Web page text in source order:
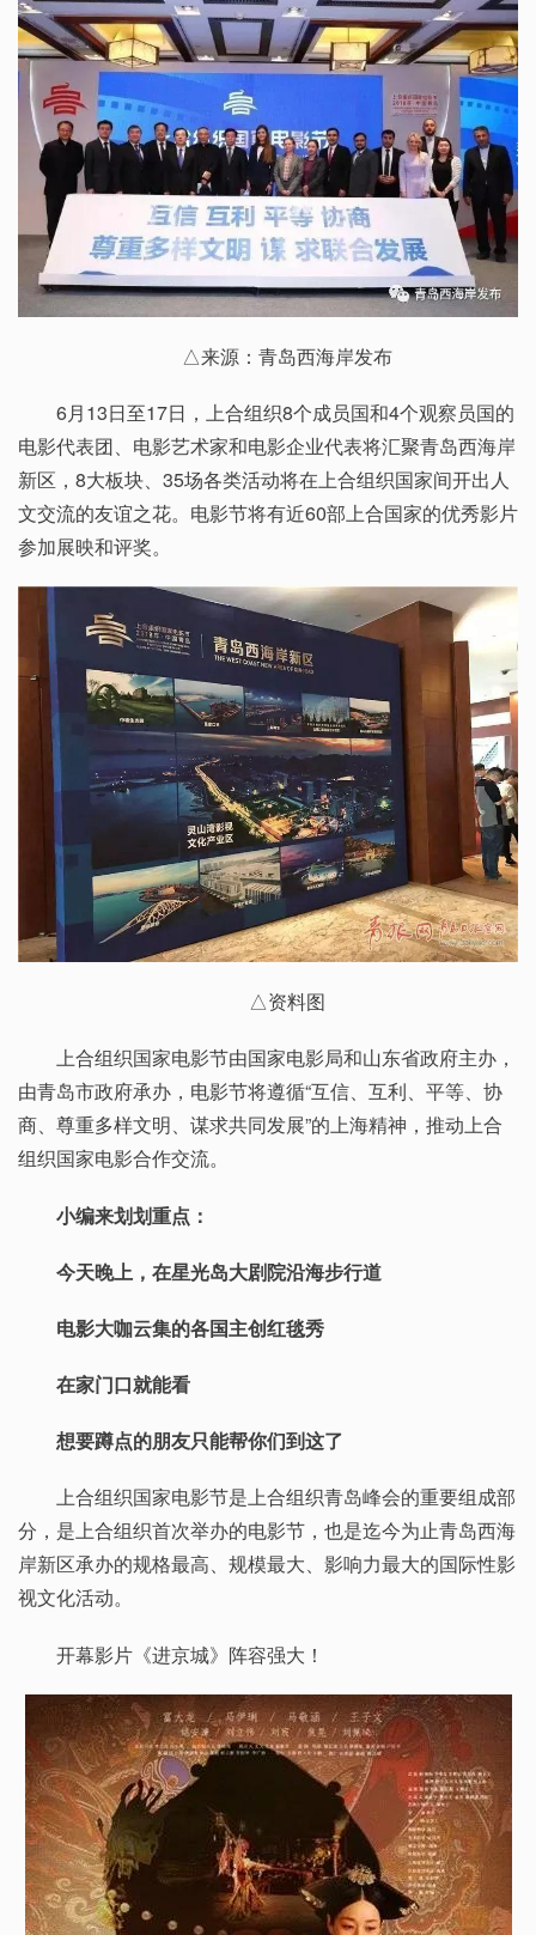
△来源：青岛西海岸发布
6月13日至17日，上合组织8个成员国和4个观察员国的
电影代表团、电影艺术家和电影企业代表将汇聚青岛西海岸
新区，8大板块、35场各类活动将在上合组织国家间开出人
文交流的友谊之花。电影节将有近60部上合国家的优秀影片
参加展映和评奖。
△资料图
上合组织国家电影节由国家电影局和山东省政府主办，
由青岛市政府承办，电影节将遵循“互信、互利、平等、协
商、尊重多样文明、谋求共同发展”的上海精神，推动上合
组织国家电影合作交流。
小编来划划重点：
今天晚上，在星光岛大剧院沿海步行道
电影大咖云集的各国主创红毯秀
在家门口就能看
想要蹲点的朋友只能帮你们到这了
上合组织国家电影节是上合组织青岛峰会的重要组成部
分，是上合组织首次举办的电影节，也是迄今为止青岛西海
岸新区承办的规格最高、规模最大、影响力最大的国际性影
视文化活动。
开幕影片《进京城》阵容强大！